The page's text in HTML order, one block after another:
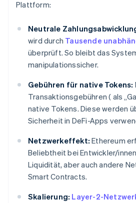
Plattform:
Neutrale
wird durch Tausende
überprüft. So bleibt das
manipulationssicher.
Gebühren für native Tokens:
Transaktionsgebühren ( als
native Tokens. Diese werden
Sicherheit in DeFi-Apps
Netzwerkeffekt: Ethereum
Beliebtheit bei Entwickler/
Liquidität, aber auch andere
Smart Contracts.
Skalierung: Layer-2-